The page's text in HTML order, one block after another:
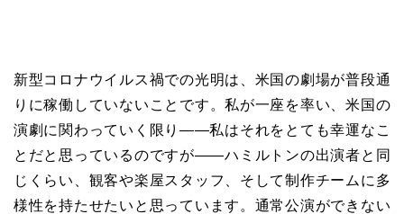
新型コロナウイルス禍での光明は、米国の劇場が普段通
りに稼働していないことです。私が一座を率い、米国の
演劇に関わっていく限り――私はそれをとても幸運なこ
とだと思っているのですが――ハミルトンの出演者と同
じくらい、観客や楽屋スタッフ、そして制作チームに多
様性を持たせたいと思っています。通常公演ができない